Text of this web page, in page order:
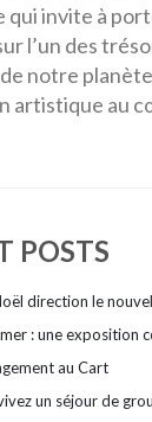
qui invite à
l’un des
notre planète
artistique au
POSTS
direction le
: une exposition
au Cart
un séjour de